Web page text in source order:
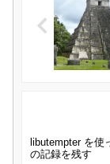
libutempter を
の記録を残す